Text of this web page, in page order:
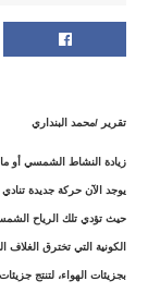
تقرير /محمد البنداري
زيادة النشاط الشمسي أو
يوجد الآن حركة جديدة
حيث تؤدي تلك الرياح
الكونية التي تخترق
بجزيئات الهواء، لتنتج